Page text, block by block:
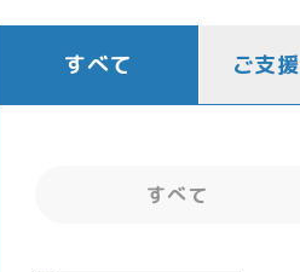
すべて ご支
すべて